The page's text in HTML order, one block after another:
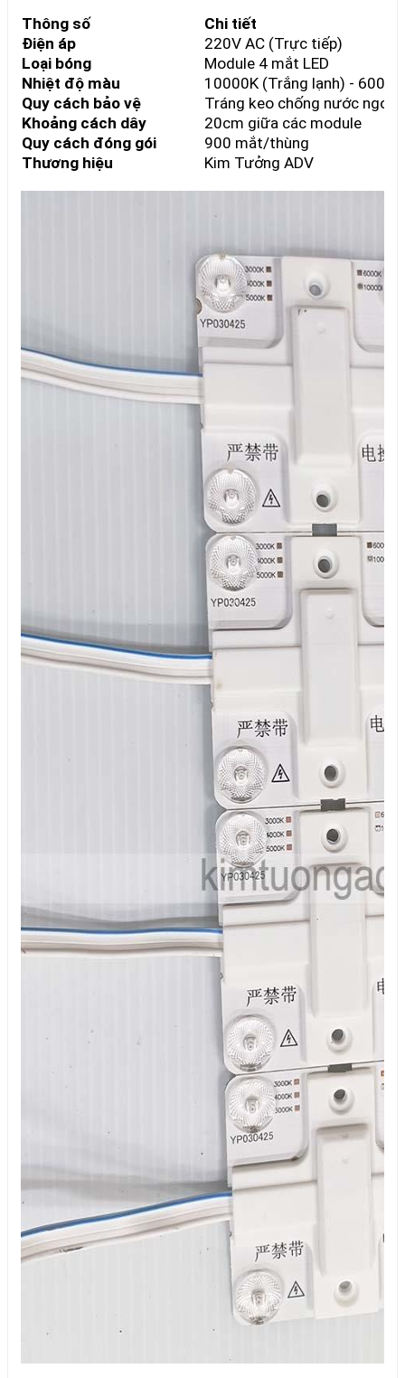
Thông số
Chi tiết
Điện áp
220V AC (Trực tiếp)
Loại bóng
Module 4 mắt LED
Nhiệt độ màu
10000K (Trắng lạnh) -
Quy cách bảo vệ
Tráng keo chống nước
Khoảng cách dây
20cm giữa các module
Quy cách đóng gói
900 mắt/thùng
Thương hiệu
Kim Tưởng ADV